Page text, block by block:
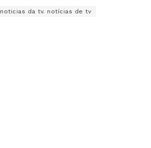
noticias da tv. notícias de tv